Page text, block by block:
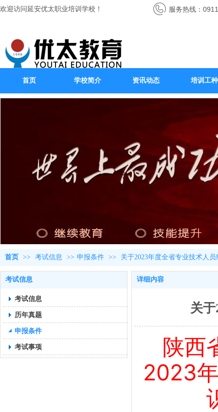
欢迎访问延安优太职业培训学校！ 服务热线：
首页 学校简介 资讯动态 培训工种
首页 >> 考试信息 >> 申报条件 >> 关于2023年度全省专业技术人
考试信息
考试信息
历年真题
申报条件
考试事项
详细内容
关
陕西
2023